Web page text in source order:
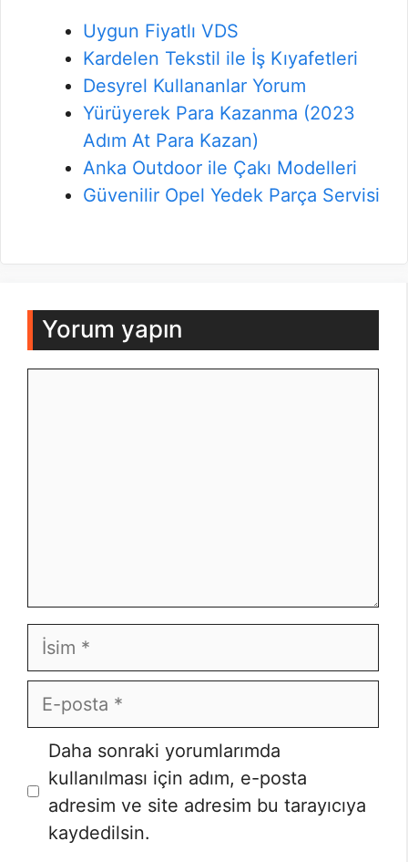
Uygun Fiyatlı VDS
Kardelen Tekstil ile İş Kıyafetleri
Desyrel Kullananlar Yorum
Yürüyerek Para Kazanma (2023
Adım At Para Kazan)
Anka Outdoor ile Çakı Modelleri
Güvenilir Opel Yedek Parça Servisi
Yorum yapın
İsim
E-
posta
İnternet
sitesi
Daha sonraki yorumlarımda
kullanılması için adım, e-posta
adresim ve site adresim bu tarayıcıya
kaydedilsin.